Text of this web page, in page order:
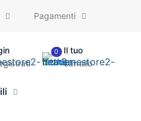
Pagamenti
0
Il tuo
carrello